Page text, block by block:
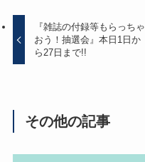
『雑誌の付録等もらっちゃ
おう！抽選会』本日1日か
ら27日まで!!
その他の記事